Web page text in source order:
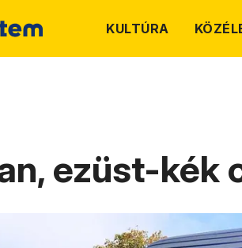
KULTÚRA
ezüst-kék